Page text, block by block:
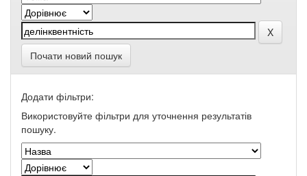
Почати новий пошук
Додати фільтри:
Використовуйте фільтри для уточнення результатів
пошуку.